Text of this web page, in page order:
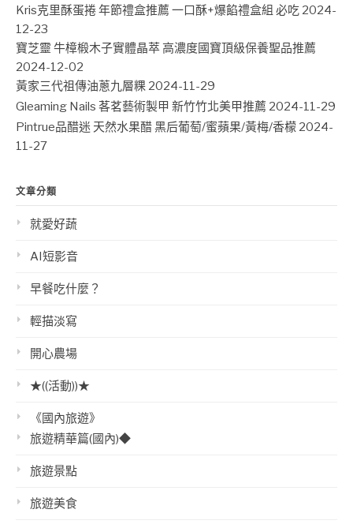
Kris克里酥蛋捲 年節禮盒推薦 一口酥+爆餡禮盒組 必吃 2024-
12-23
寶芝靈 牛樟椴木子實體晶萃 高濃度國寶頂級保養聖品推薦
2024-12-02
黃家三代祖傳油蔥九層粿 2024-11-29
Gleaming Nails 茖茗藝術製甲 新竹竹北美甲推薦 2024-11-29
Pintrue品醋迷 天然水果醋 黑后葡萄/蜜蘋果/黃梅/香檬 2024-
11-27
文章分類
就愛好蔬
AI短影音
早餐吃什麼？
輕描淡寫
開心農場
★((活動))★
《國內旅遊》
旅遊精華篇(國內)◆
旅遊景點
旅遊美食